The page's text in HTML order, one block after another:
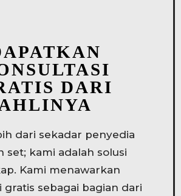
DARI
dari sekadar penyedia
set; kami adalah solusi
Kami menawarkan
gratis sebagai bagian dari